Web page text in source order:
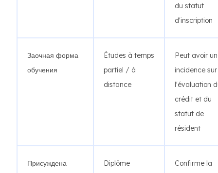
du statut
d'inscription
Заочная форма
обучения
Études à temps
partiel / à
distance
Peut avoir
incidence sur
l'évaluation
crédit et du
statut de
résident
Присуждена
Diplôme
Confirme la